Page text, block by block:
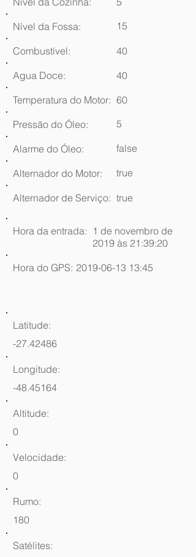
Nível da Fossa:
15
Combustível:
40
Agua Doce:
40
Temperatura do Motor: 60
Pressão do Óleo:
5
Alarme do Óleo: false
Alternador do Motor: true
Alternador de Serviço: true
Hora da entrada: 1 de novembro de
2019 às 21:39:20
Hora do GPS: 2019-06-13 13:45
Latitude:
-27.42486
Longitude:
-48.45164
Altitude:
0
Velocidade:
0
Rumo:
180
Satélites: